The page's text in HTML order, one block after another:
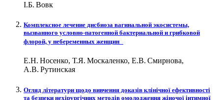
І.Б. Вовк
Комплексное лечение дисбиоза вагинальной экосистемы,
вызванного условно-патогенной бактериальной и грибковой
флорой, у небеременных женщин
Е.Н. Носенко, Т.Я. Москаленко, Е.В. Смирнова,
А.В. Рутинская
Огляд літератури щодо вивчення доказів клінічної ефективності
та безпеки нехірургічних методів омолодження жіночої інтимної